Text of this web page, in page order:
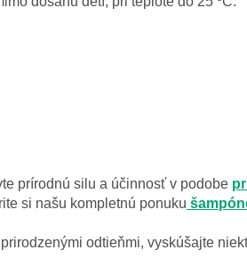
prírodnú silu a účinnosť v podobe
si našu kompletnú ponuku
odtieňmi, vyskúšajte